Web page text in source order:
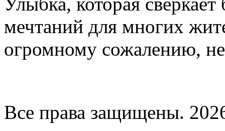
мечтаний для многих
огромному сожалению,
Все права защищены.